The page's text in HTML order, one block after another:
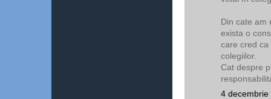
Din cate am
exista o
care cred
colegiilor.
Cat despre
4